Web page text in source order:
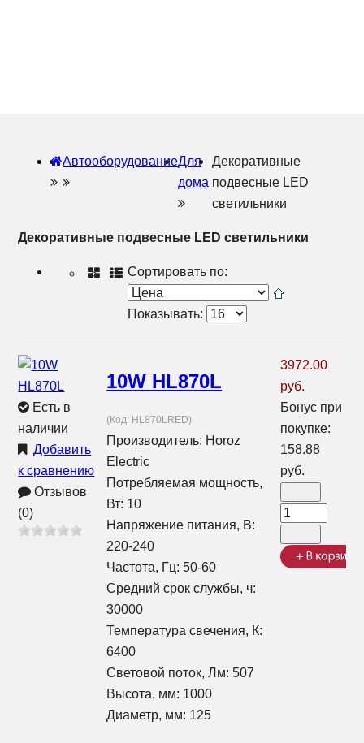
АвтооборудованиеДля
дома
Декоративные
подвесные LED
светильники
Декоративные подвесные LED светильники
Сортировать по:
Показывать:
Есть в
наличии
Добавить
к сравнению
Отзывов
(0)
10W HL870L
(Код: HL870LRED)
Производитель: Horoz
Electric
Потребляемая мощность,
Вт: 10
Напряжение питания, В:
220-240
Частота, Гц: 50-60
Средний срок службы, ч:
30000
Температура свечения, К:
6400
Световой поток, Лм: 507
Высота, мм: 1000
Диаметр, мм: 125
3972.00
руб.
Бонус при
покупке:
158.88
руб.